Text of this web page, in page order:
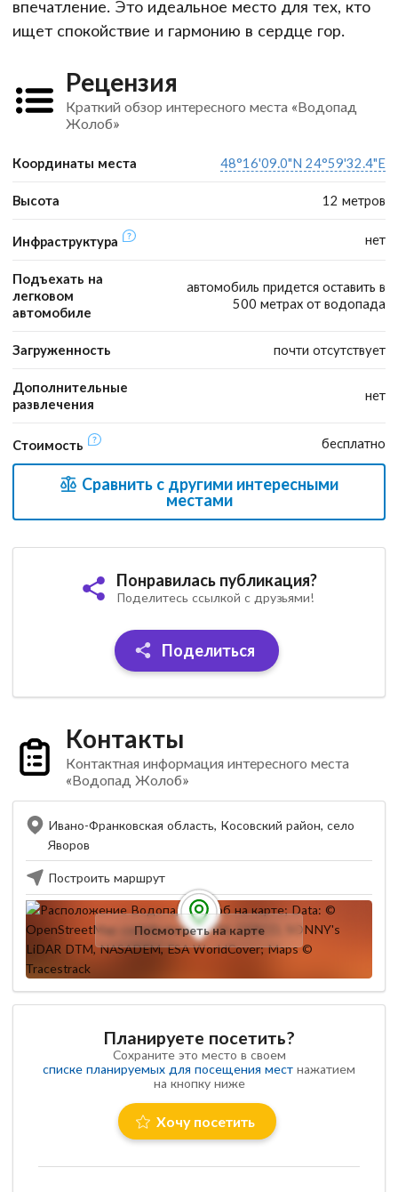
впечатление. Это идеальное место для тех, кто
ищет спокойствие и гармонию в сердце гор.
Рецензия
Краткий обзор интересного места «Водопад
Жолоб»
Координаты места 48°16'09.0"N 24°59'32.4"E
Высота 12 метров
Инфраструктура нет
Подъехать на
легковом
автомобиле
автомобиль придется оставить в
500 метрах от водопада
Загруженность почти отсутствует
Дополнительные
развлечения
нет
Стоимость бесплатно
Сравнить с другими интересными
местами
Понравилась публикация?
Поделитесь ссылкой с друзьями!
Поделиться
Контакты
Контактная информация интересного места
«Водопад Жолоб»
Ивано-Франковская область, Косовский район, село
Яворов
Построить маршрут
Посмотреть на карте
Планируете посетить?
Сохраните это место в своем
списке планируемых для посещения мест нажатием
на кнопку ниже
Хочу посетить